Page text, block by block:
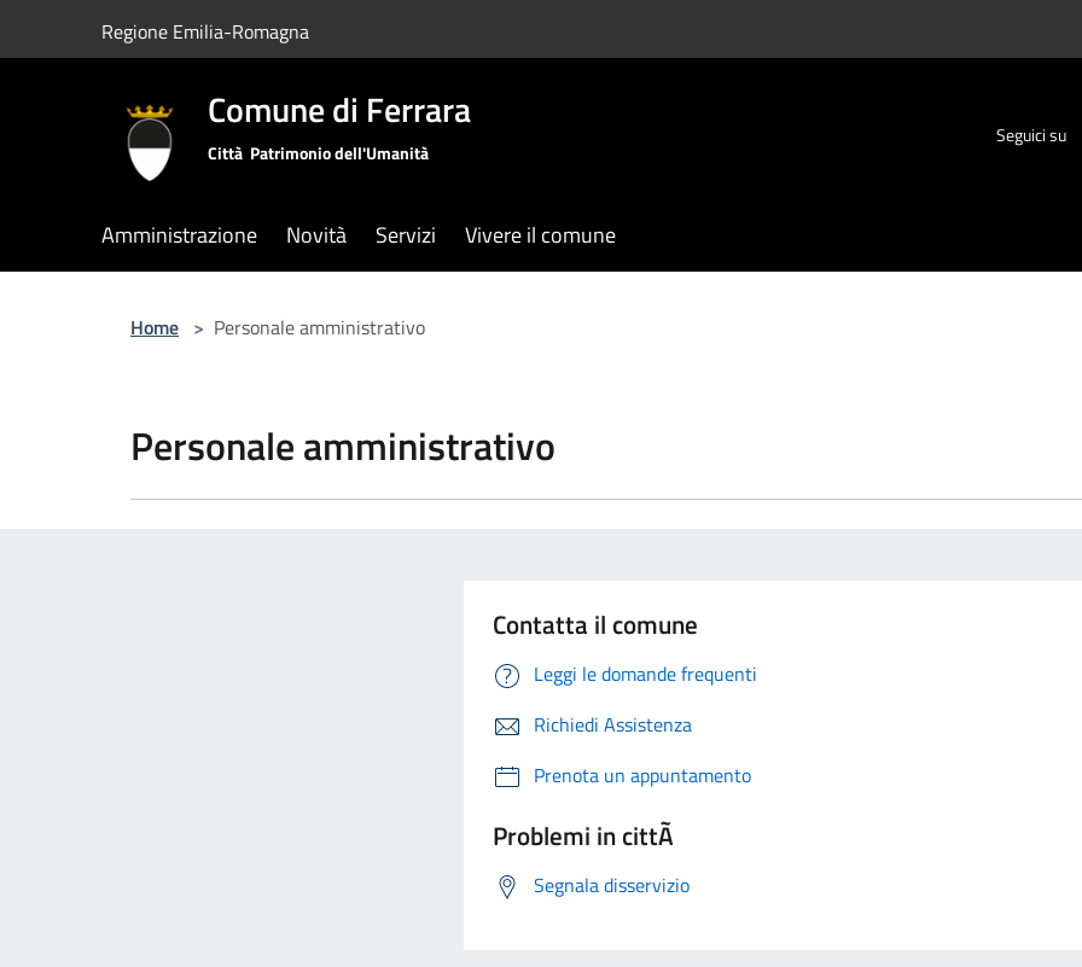
Regione Emilia-Romagna
Comune di Ferrara
Città Patrimonio dell'Umanità
Seguici su
Amministrazione Novità Servizi Vivere il comune
Home > Personale amministrativo
Personale amministrativo
Contatta il comune
Leggi le domande frequenti
Richiedi Assistenza
Prenota un appuntamento
Problemi in cittÃ
Segnala disservizio